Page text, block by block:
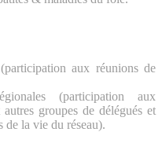
aux réunions de
(participation aux
groupes de délégués et
de la vie du réseau).